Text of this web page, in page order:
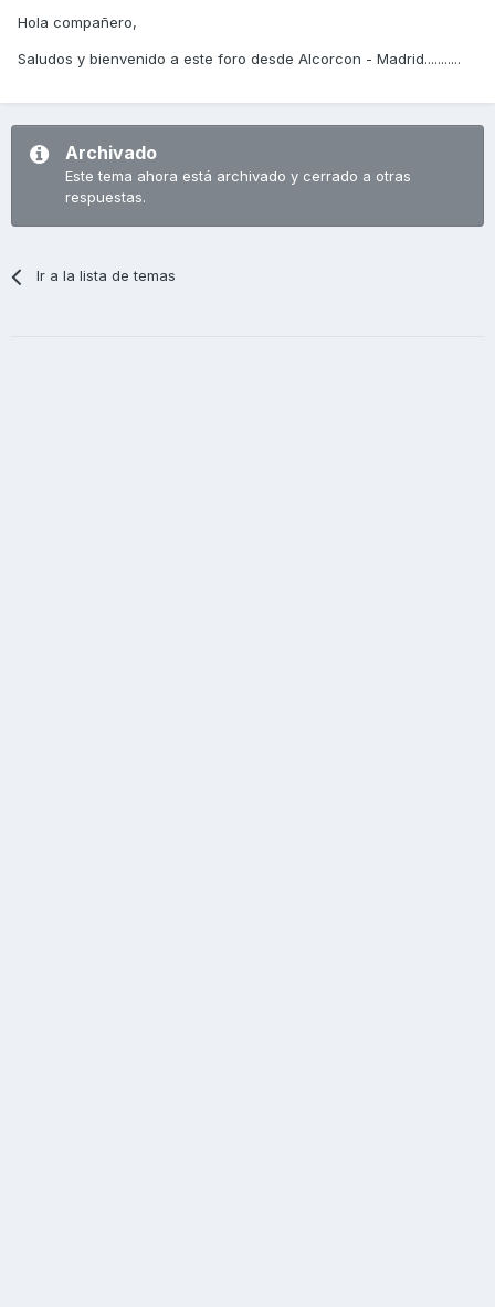
Hola compañero,
Saludos y bienvenido a este foro desde Alcorcon - Madrid...........
Archivado
Este tema ahora está archivado y cerrado a otras
respuestas.
Ir a la lista de temas